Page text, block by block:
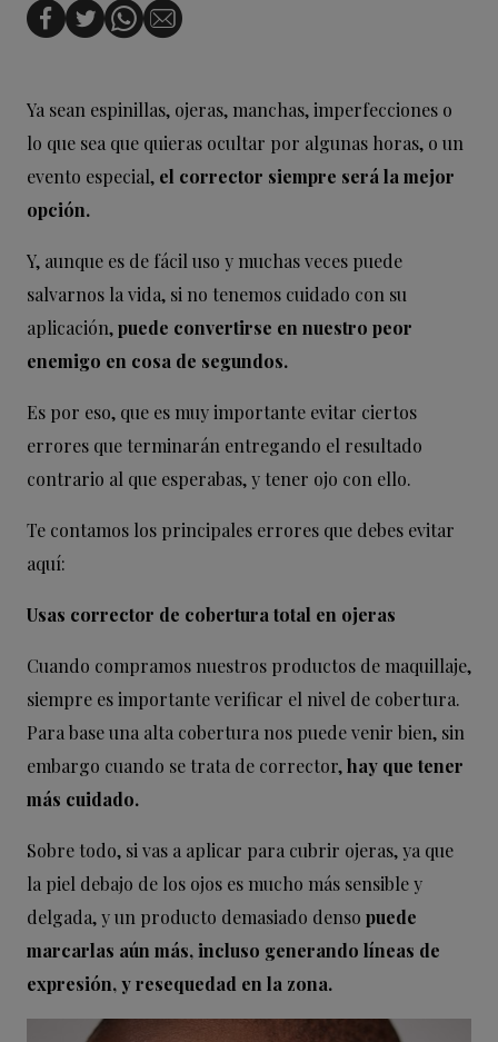
Ya sean espinillas, ojeras, manchas, imperfecciones o
lo que sea que quieras ocultar por algunas horas, o un
evento especial, el corrector siempre será la mejor
opción.
Y, aunque es de fácil uso y muchas veces puede
salvarnos la vida, si no tenemos cuidado con su
aplicación,puede convertirse en nuestro peor
enemigo en cosa de segundos.
Es por eso, que es muy importante evitar ciertos
errores que terminarán entregando el resultado
contrario al que esperabas, y tener ojo con ello.
Te contamos los principales errores que debes evitar
aquí:
Usas corrector de cobertura total en ojeras
Cuando compramos nuestros productos de maquillaje,
siempre es importante verificar el nivel de cobertura.
Para base una alta cobertura nos puede venir bien, sin
embargo cuando se trata de corrector,hay que tener
más cuidado.
Sobre todo, si vas a aplicar para cubrir ojeras, ya que
la piel debajo de los ojos es mucho más sensible y
delgada, y un producto demasiado denso puede
marcarlas aún más, incluso generando líneas de
expresión, y resequedad en la zona.